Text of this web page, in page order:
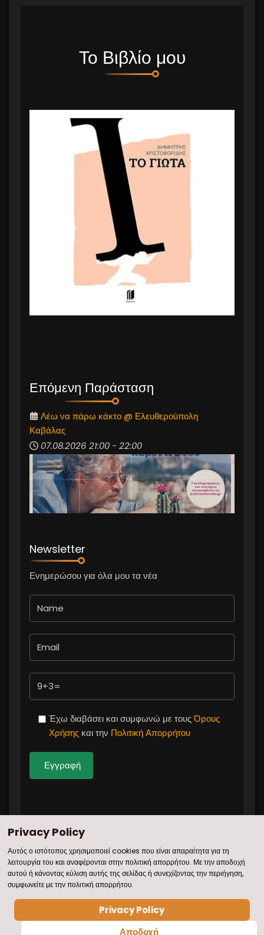
Το Βιβλίο μου
Επόμενη Παράσταση
Λέω να πάρω κάκτο @ Ελευθερούπολη
Καβάλας
07.08.2026 21:00 - 22:00
Newsletter
Ενημερώσου για όλα μου τα νέα
Έχω διαβάσει και συμφωνώ με τουςΌρους
Χρήσης και την Πολιτική Απορρήτου
Εγγραφή
Όροι Χρήσης|Πολιτική Απορρήτου|Sitemap
© 2026 Δημήτρης Χριστοφορίδης Official Website
- Developed ByWeb Ocean
Privacy Policy
Αυτός ο ιστότοπος χρησιμοποιεί cookies που είναι απαραίτητα για τη
λειτουργία του και αναφέρονται στην πολιτική απορρήτου. Με την αποδοχή
αυτού ή κάνοντας κύλιση αυτής της σελίδας ή συνεχίζοντας την περιήγηση,
συμφωνείτε με την πολιτική απορρήτου.
Privacy Policy
Αποδοχή